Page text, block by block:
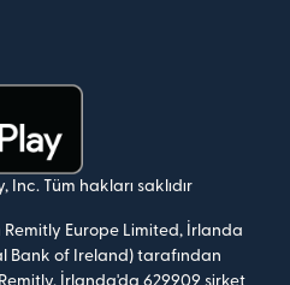
Inc. Tüm hakları saklıdır
Europe Limited, İrlanda
Bank of Ireland) tarafından
İrlanda'da 629909 şirket